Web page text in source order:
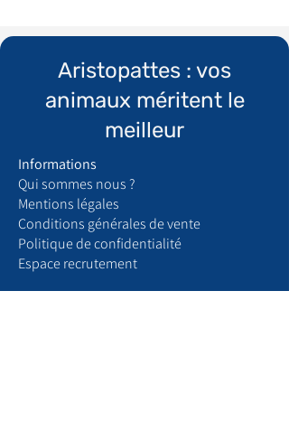
Aristopattes : vos
animaux méritent le
meilleur
Informations
Qui sommes nous ?
​Mentions légales
Conditions générales de vente
Politique de confidentialité
Espace recrutement